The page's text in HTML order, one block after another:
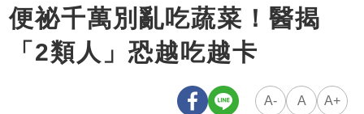
便祕千萬別亂吃蔬菜！醫揭
「2類人」恐越吃越卡
A- A A+